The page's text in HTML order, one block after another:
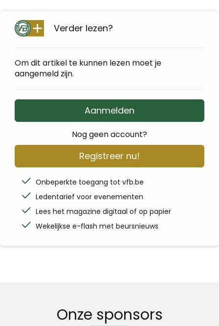
Verder lezen?
Om dit artikel te kunnen lezen moet je
aangemeld zijn.
Aanmelden
Nog geen account?
Registreer nu!
Onbeperkte toegang tot vfb.be
Ledentarief voor evenementen
Lees het magazine digitaal of op papier
Wekelijkse e-flash met beursnieuws
Onze sponsors